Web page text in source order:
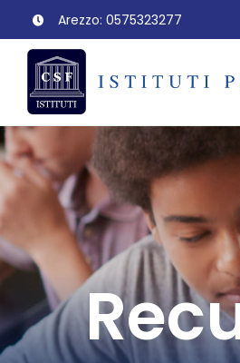
Salta
contenuto
Arezzo: 0575323277